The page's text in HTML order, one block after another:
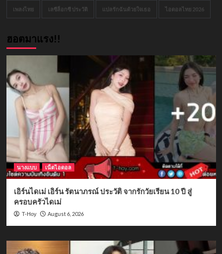
เพลงไทย เลซีล็อกซี ประวัติ แปลรักฉันด้วยใจเธอ ไอดอลไทย 2026
ฮอตมาแรง!!
นางแบบ เน็ตไอดอล
เอิร์นไดเม่ เอิร์น รัตนาภรณ์ ประวัติ จากรักวัยเรียน 10 ปี สู่
ครอบครัวไดเม่
T-Hoy August 6, 2026